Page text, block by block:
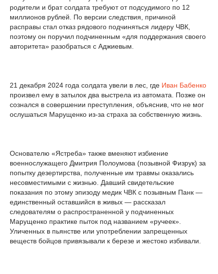
родители и брат солдата требуют от подсудимого по 12
миллионов рублей. По версии следствия, причиной
расправы стал отказ рядового подчиняться лидеру ЧВК,
поэтому он поручил подчиненным «для поддержания своего
авторитета» разобраться с Аджиевым.
21 декабря 2024 года солдата увели в лес, где Иван Бабенко
произвел ему в затылок два выстрела из автомата. Позже он
сознался в совершении преступления, объяснив, что не мог
ослушаться Марущенко из-за страха за собственную жизнь.
Основателю «Ястреба» также вменяют избиение
военнослужащего Дмитрия Полоумова (позывной Физрук) за
попытку дезертирства, полученные им травмы оказались
несовместимыми с жизнью. Давший свидетельские
показания по этому эпизоду медик ЧВК с позывным Панк —
единственный оставшийся в живых — рассказал
следователям о распространенной у подчиненных
Марущенко практике пыток под названием «ручеек».
Уличенных в пьянстве или употреблении запрещенных
веществ бойцов привязывали к березе и жестоко избивали.